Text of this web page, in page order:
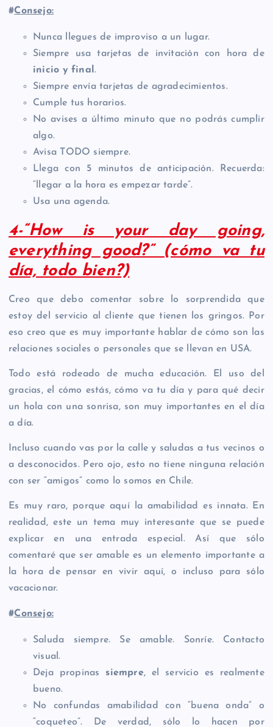
#Consejo:
Nunca llegues de improviso a un lugar.
Siempre usa tarjetas de invitación con hora de
inicio y final.
Siempre envía tarjetas de agradecimientos.
Cumple tus horarios.
No avises a último minuto que no podrás cumplir
algo.
Avisa TODO siempre.
Llega con 5 minutos de anticipación. Recuerda:
“llegar a la hora es empezar tarde”.
Usa una agenda.
4-“How is your day going,
everything good?” (cómo va tu
día, todo bien?)
Creo que debo comentar sobre lo sorprendida que
estoy del servicio al cliente que tienen los gringos. Por
eso creo que es muy importante hablar de cómo son las
relaciones sociales o personales que se llevan en USA.
Todo está rodeado de mucha educación. El uso del
gracias, el cómo estás, cómo va tu día y para qué decir
un hola con una sonrisa, son muy importantes en el día
a día.
Incluso cuando vas por la calle y saludas a tus vecinos o
a desconocidos. Pero ojo, esto no tiene ninguna relación
con ser “amigos” como lo somos en Chile.
Es muy raro, porque aquí la amabilidad es innata. En
realidad, este un tema muy interesante que se puede
explicar en una entrada especial. Así que sólo
comentaré que ser amable es un elemento importante a
la hora de pensar en vivir aquí, o incluso para sólo
vacacionar.
#Consejo:
Saluda siempre. Se amable. Sonríe. Contacto
visual.
Deja propinas siempre, el servicio es realmente
bueno.
No confundas amabilidad con “buena onda” o
“coqueteo”. De verdad, sólo lo hacen por